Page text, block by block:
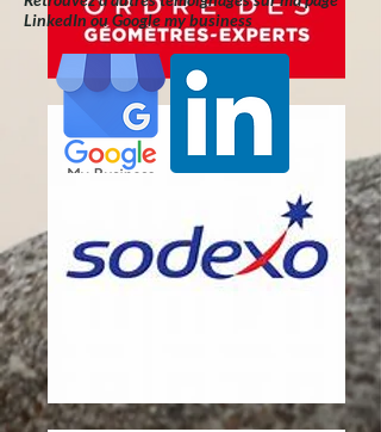
LinkedIn ou Google my business